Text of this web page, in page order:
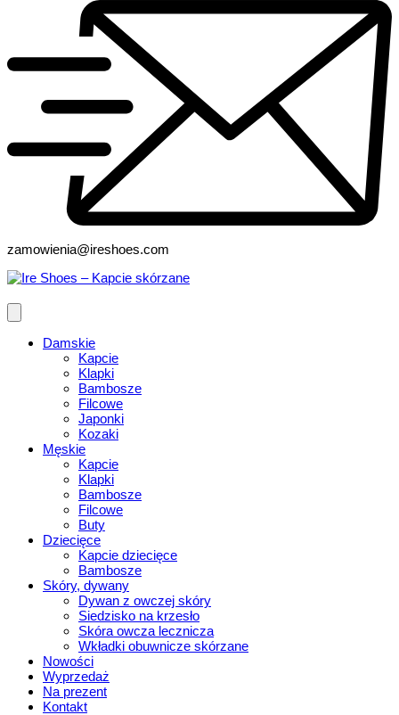
zamowienia@ireshoes.com
Damskie
Kapcie
Klapki
Bambosze
Filcowe
Japonki
Kozaki
Męskie
Kapcie
Klapki
Bambosze
Filcowe
Buty
Dziecięce
Kapcie dziecięce
Bambosze
Skóry, dywany
Dywan z owczej skóry
Siedzisko na krzesło
Skóra owcza lecznicza
Wkładki obuwnicze skórzane
Nowości
Wyprzedaż
Na prezent
Kontakt